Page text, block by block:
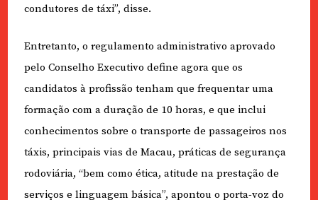
condutores de táxi”, disse.
Entretanto, o regulamento administrativo aprovado
pelo Conselho Executivo define agora que os
candidatos à profissão tenham que frequentar uma
formação com a duração de 10 horas, e que inclui
conhecimentos sobre o transporte de passageiros nos
táxis, principais vias de Macau, práticas de segurança
rodoviária, “bem como ética, atitude na prestação de
serviços e linguagem básica”, apontou o porta-voz do